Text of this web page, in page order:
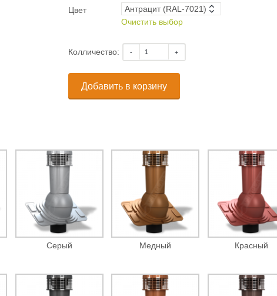
Цвет
Очистить выбор
Колличество:
Добавить в корзину
Серый Медный Красный